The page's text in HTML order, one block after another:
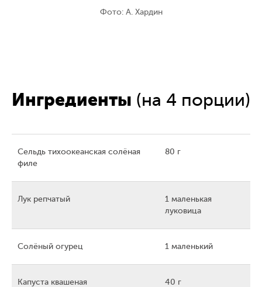
Фото: А. Хардин
Ингредиенты (на 4 порции)
Сельдь тихоокеанская солёная
филе
80 г
Лук репчатый
1 маленькая
луковица
Солёный огурец 1 маленький
Капуста квашеная 40 г